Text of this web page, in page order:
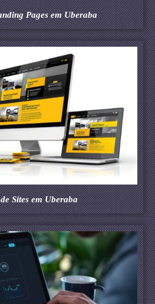
Pages em Uberaba
Sites em Uberaba